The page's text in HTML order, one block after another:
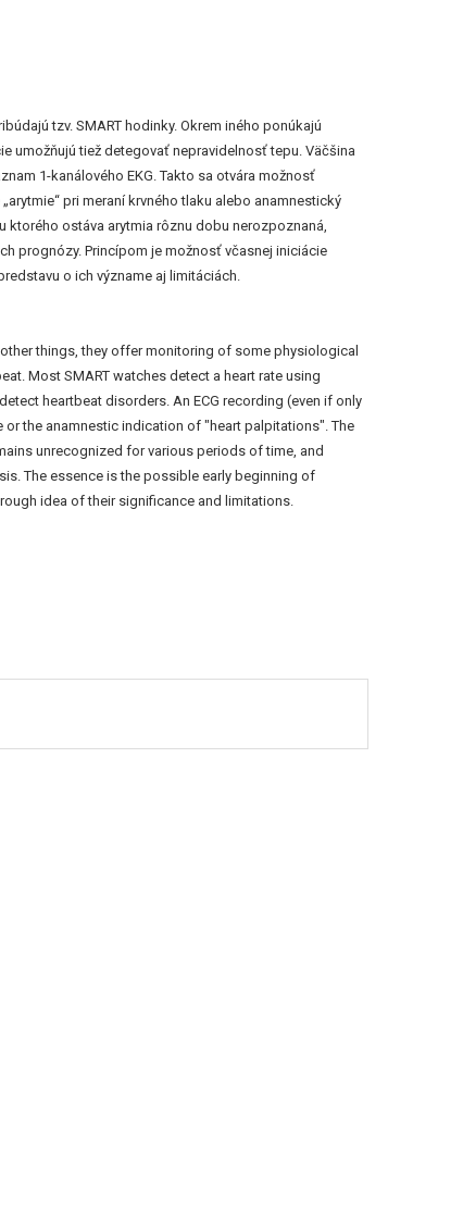
tzv. SMART hodinky. Okrem iného ponúkajú
umožňujú tiež detegovať nepravidelnosť tepu. Väčšina
1-kanálového EKG. Takto sa otvára možnosť
pri meraní krvného tlaku alebo anamnestický
ktorého ostáva arytmia rôznu dobu nerozpoznaná,
prognózy. Princípom je možnosť včasnej iniciácie
o ich význame aj limitáciách.
things, they offer monitoring of some physiological
Most SMART watches detect a heart rate using
heartbeat disorders. An ECG recording (even if only
the anamnestic indication of "heart palpitations". The
unrecognized for various periods of time, and
The essence is the possible early beginning of
idea of their significance and limitations.